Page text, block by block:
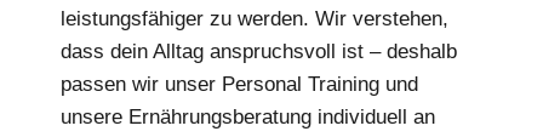
leistungsfähiger zu werden. Wir verstehen,
dass dein Alltag anspruchsvoll ist – deshalb
passen wir unser Personal Training und
unsere Ernährungsberatung individuell an